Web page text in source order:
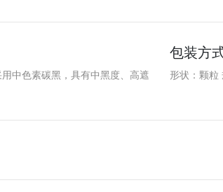
中色素碳黑，具有中黑度、高遮
包装方
形状：颗粒